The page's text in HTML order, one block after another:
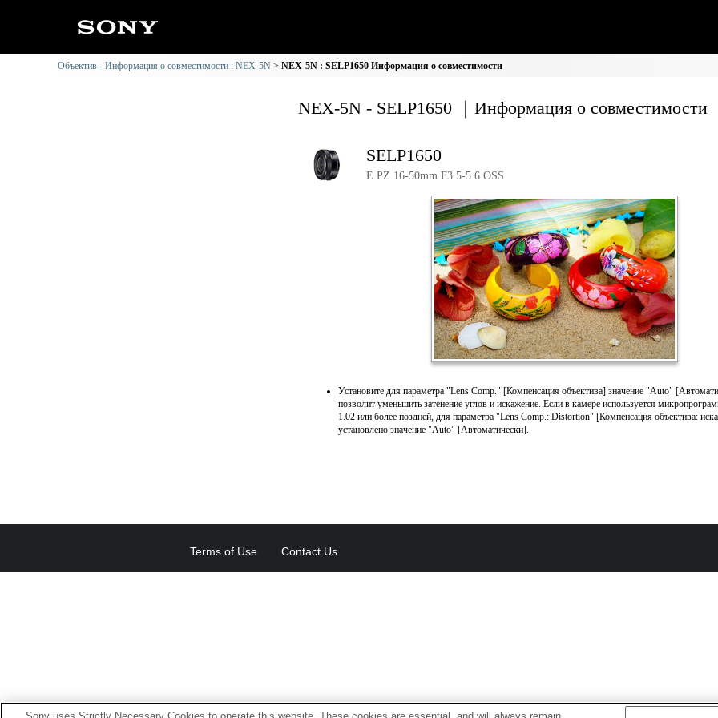
Объектив - Информация о совместимости : NEX-5N NEX-5N : SELP1650 Информация о совместимости
NEX-5N - SELP1650 ｜Информация о совместимости
SELP1650
E PZ 16-50mm F3.5-5.6 OSS
Установите для параметра "Lens Comp." [Компенсация объектива] значение "Auto"
позволит уменьшить затенение углов и искажение. Если в камере используется
1.02 или более поздней, для параметра "Lens Comp.: Distortion" [Компенсация объектива:
установлено значение "Auto" [Автоматически].
Terms of Use Contact Us